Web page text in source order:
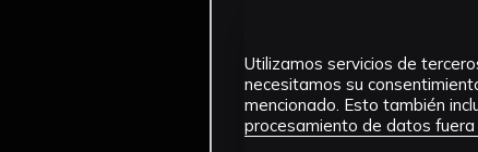
Utilizamos servicios de
necesitamos su
mencionado. Esto también
procesamiento de datos fuera